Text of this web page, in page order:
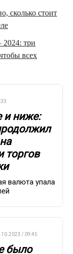
сколько стоит
три
всех
и ниже:
торгов
валюта упала
/ 09:45
было